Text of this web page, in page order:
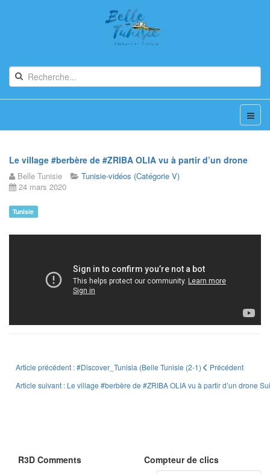
Le village #berbère de #ZRIBA OLIA vu à partir d’un drone
Belle Tunisie
Tunisie-vidéos (Catégorie V)
24 mars 2020
Tunisie
Article précédent : #Discover_Tunisia (Belle Tunisie (2-1)
Précédent
Article suivant : Le village #berbère de #ZRIBA OLIA vu à partir d’un drone
R3D Comments
Compteur de clics